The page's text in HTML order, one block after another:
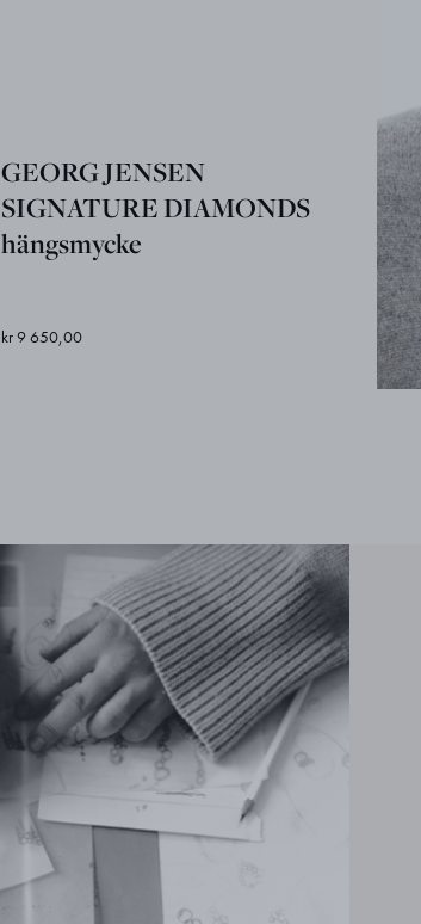
GEORG JENSEN
SIGNATURE DIAMONDS
hängsmycke
kr 9 650,00